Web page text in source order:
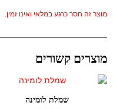
מוצר זה חסר כרגע במלאי ואינו זמין.
מוצרים קשורים
שמלת לומינה